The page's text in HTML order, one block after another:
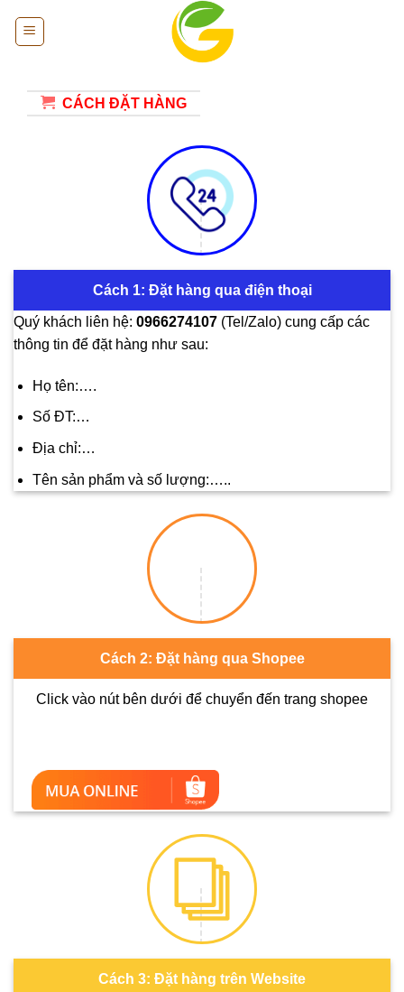
CÁCH ĐẶT HÀNG
Cách 1: Đặt hàng qua điện thoại
Quý khách liên hệ: 0966274107 (Tel/Zalo) cung cấp các
thông tin để đặt hàng như sau:
Họ tên:….
Số ĐT:…
Địa chỉ:…
Tên sản phẩm và số lượng:…..
Cách 2: Đặt hàng qua Shopee
Click vào nút bên dưới để chuyển đến trang shopee
Cách 3: Đặt hàng trên Website